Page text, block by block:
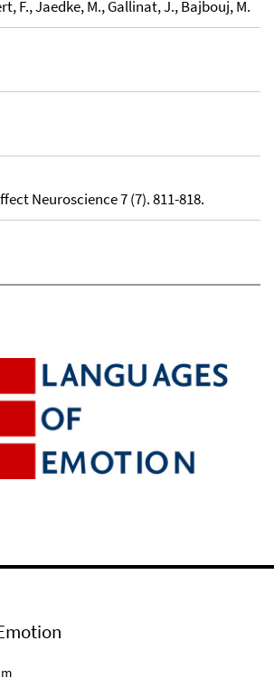
F., Jaedke, M., Gallinat, J., Bajbouj, M.
Neuroscience 7 (7). 811-818.